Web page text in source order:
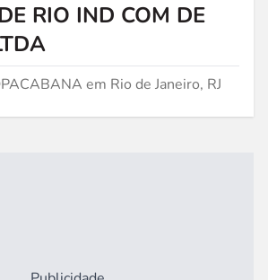
RIO IND COM DE
em Rio de Janeiro, RJ